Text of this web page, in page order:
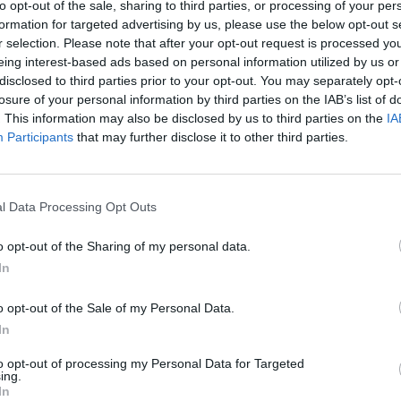
opt-out of the sale, sharing to third parties, or processing of your
for targeted advertising by us, please use the below opt-out
selection. Please note that after your opt-out request is processed
interest-based ads based on personal information utilized by us
to third parties prior to your opt-out. You may separately
of your personal information by third parties on the IAB’s list of
This information may also be disclosed by us to third parties on the
Participants that may further disclose it to other third parties.
Data Processing Opt Outs
opt-out of the Sharing of my personal data.
opt-out of the Sale of my Personal Data.
opt-out of processing my Personal Data for Targeted
sätt fiskpaketen i en långpanna och grädda dem i 20
upp kanterna och servera fiskpaketen med
Purjolök
Tomater